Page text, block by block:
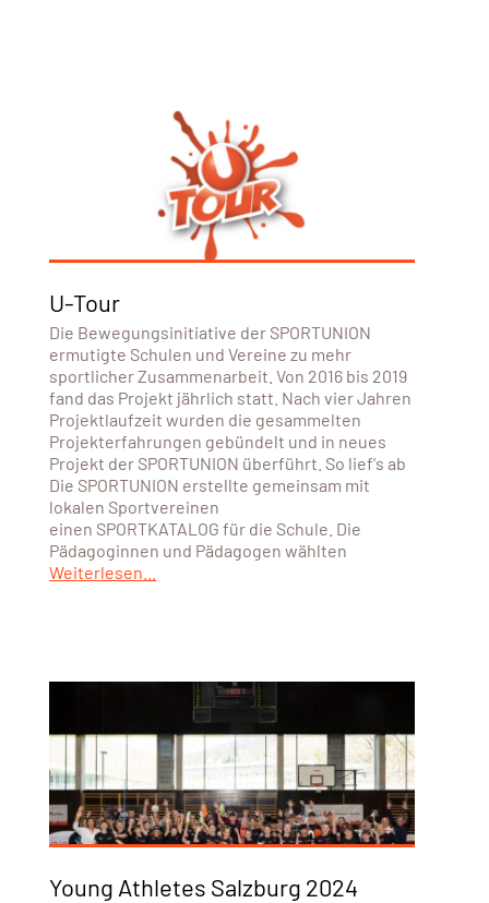
U-Tour
Die Bewegungsinitiative der SPORTUNION
ermutigte Schulen und Vereine zu mehr
sportlicher Zusammenarbeit. Von 2016 bis 2019
fand das Projekt jährlich statt. Nach vier Jahren
Projektlaufzeit wurden die gesammelten
Projekterfahrungen gebündelt und in neues
Projekt der SPORTUNION überführt. So lief's ab
Die SPORTUNION erstellte gemeinsam mit
lokalen Sportvereinen
einen SPORTKATALOG für die Schule. Die
Pädagoginnen und Pädagogen wählten
Weiterlesen...
Young Athletes Salzburg 2024